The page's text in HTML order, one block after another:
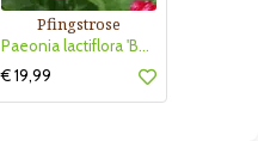
Pfingstrose
Paeonia lactiflora 'Buckeye Belle'
€ 19,99